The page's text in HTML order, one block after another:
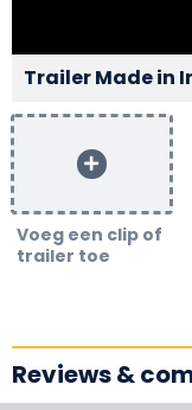
Trailer Made in
Voeg een clip of
trailer toe
Reviews &